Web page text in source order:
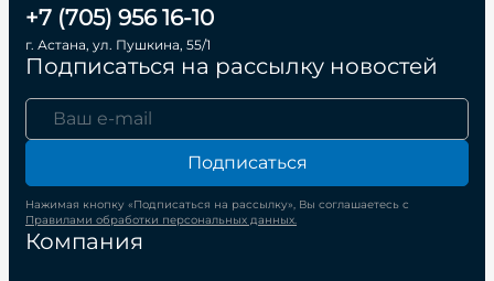
Компания
+7 (705) 956 16-10
г. Астана, ул. Пушкина, 55/1
Подписаться на рассылку новостей
Подписаться
Нажимая кнопку «Подписаться на рассылку», Вы соглашаетесь с
Правилами обработки персональных данных.